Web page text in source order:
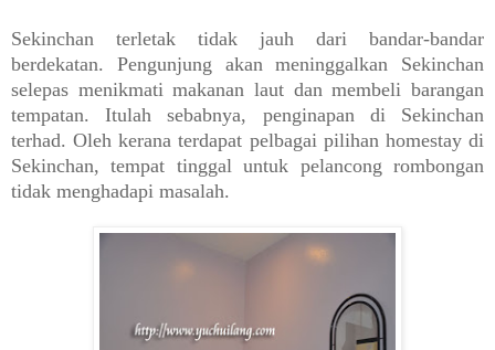
Sekinchan terletak tidak jauh dari bandar-bandar
berdekatan. Pengunjung akan meninggalkan Sekinchan
selepas menikmati makanan laut dan membeli barangan
tempatan. Itulah sebabnya, penginapan di Sekinchan
terhad. Oleh kerana terdapat pelbagai pilihan homestay di
Sekinchan, tempat tinggal untuk pelancong rombongan
tidak menghadapi masalah.